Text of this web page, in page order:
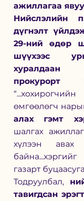
ажиллагаа
Нийслэлийн
дүгнэлт
29-ний өдөр
шүүхээс
хуралдаан /
прокурорт
өмгөөлөгч
алах гэмт
шалгах
хүлээн авах
газарт
Тодруулбал,
тавигдсан